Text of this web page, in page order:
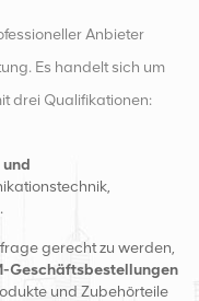
Anbieter
Es handelt sich um
drei Qualifikationen:
und
Hongkong. Im Jahr
wir internationale
Staaten,
gerecht zu werden,
Geschäftsbestellungen
und Zubehörteile